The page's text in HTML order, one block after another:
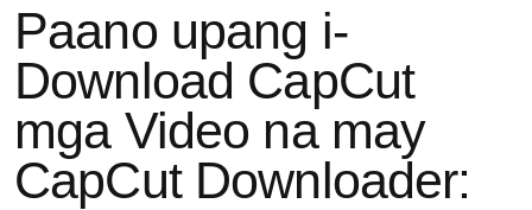
Paano upang i-
Download CapCut
mga Video na may
CapCut Downloader: